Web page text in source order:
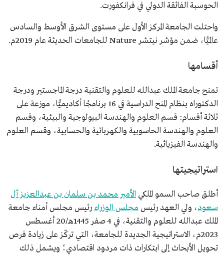
الحوسبة الفائقة الدولي في فرانكفورت.
واحتلت الجامعة المركز الأول على مستوى الشرق الأوسط والسادس
عالميًّا، ضمن مؤشر نيتشر Nature للجامعات الحديثة عام 2019م.
أقسامها
تمنح جامعة الملك عبدالله للعلوم والتقنية درجة الماجستير ودرجة
الدكتوراه بنظام المنح الدراسية في 16 برنامجًا أكاديميًّا، موزعة على
ثلاثة أقسام: قسم العلوم والهندسة البيولوجية والبيئية، وقسم
العلوم والهندسة الحاسوبية والكهربائية والحسابية، وقسم العلوم
والهندسة الفيزيائية.
استراتيجيتها
أطلق صاحب السمو الملكي الأمير محمد بن سلمان بن عبدالعزيز آل
سعود، ولي العهد رئيس مجلس الوزراءرئيس مجلس أمناء جامعة
الملك عبدالله للعلوم والتقنية، في 4 صفر 1445هـ/20 أغسطس
2023م، الاستراتيجية الجديدة للجامعة، التي تركّز على زيادة فرص
تحويل الأبحاث إلى ابتكارات ذات مردود اقتصادي؛ ويشمل ذلك